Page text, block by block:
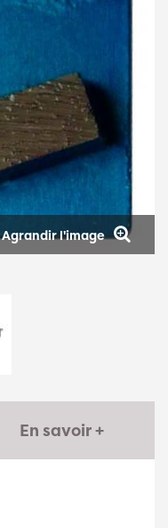
Agrandir l'image
En savoir +